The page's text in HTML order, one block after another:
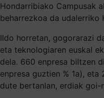
Hondarribiako Campusak
beharrezkoa da udalerriko
Ildo horretan, gogorarazi
eta teknologiaren euskal
dela. 660 enpresa biltzen
enpresa guztien % 1a),
dute bertanlan, erdiak